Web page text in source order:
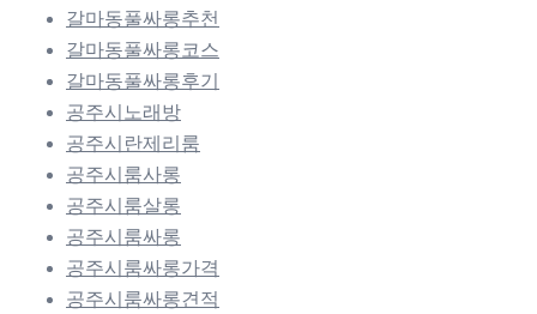
갈마동풀싸롱추천
갈마동풀싸롱코스
갈마동풀싸롱후기
공주시노래방
공주시란제리룸
공주시룸사롱
공주시룸살롱
공주시룸싸롱
공주시룸싸롱가격
공주시룸싸롱견적